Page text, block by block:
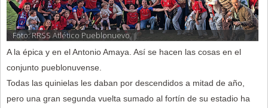
Foto: RRSS Atlético Pueblonuevo
A la épica y en el Antonio Amaya. Así se hacen las cosas en el
conjunto pueblonuvense.
Todas las quinielas les daban por descendidos a mitad de año,
pero una gran segunda vuelta sumado al fortín de su estadio ha